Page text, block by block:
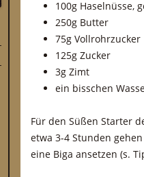
100g Haselnüsse,
250g Butter
75g Vollrohrzucker
125g Zucker
3g Zimt
ein bisschen
Für den Süßen Starter
etwa 3-4 Stunden
eine Biga ansetzen (s.